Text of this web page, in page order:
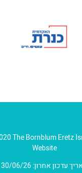
The Bornblum Eretz
Website
עדכון אחרון: 30/06/26